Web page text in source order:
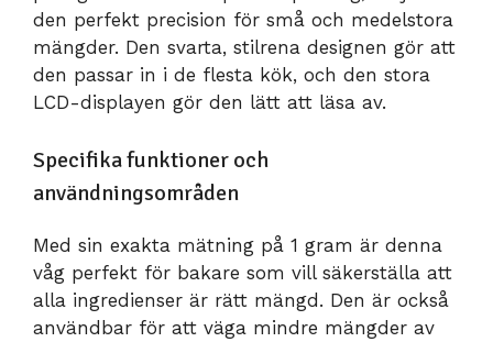
den perfekt precision för små och medelstora
mängder. Den svarta, stilrena designen gör att
den passar in i de flesta kök, och den stora
LCD-displayen gör den lätt att läsa av.
Specifika funktioner och
användningsområden
Med sin exakta mätning på 1 gram är denna
våg perfekt för bakare som vill säkerställa att
alla ingredienser är rätt mängd. Den är också
användbar för att väga mindre mängder av